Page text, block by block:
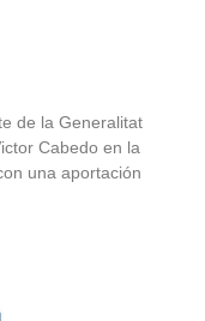
de la Generalitat
Cabedo en la
una aportación